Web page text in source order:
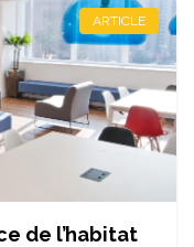
ARTICLE
de l’habitat